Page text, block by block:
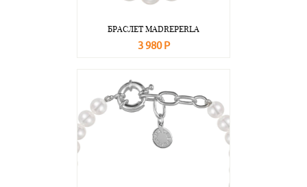
БРАСЛЕТ MADREPERLA
3 980 Р